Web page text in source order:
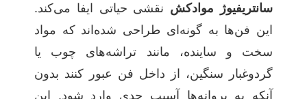
سانتریفیوژ موادکش نقشی حیاتی ایفا می‌کند.
این فن‌ها به گونه‌ای طراحی شده‌اند که مواد
سخت و ساینده، مانند تراشه‌های چوب یا
گردوغبار سنگین، از داخل فن عبور کنند بدون
آنکه به پروانه‌ها آسیب جدی وارد شود. این